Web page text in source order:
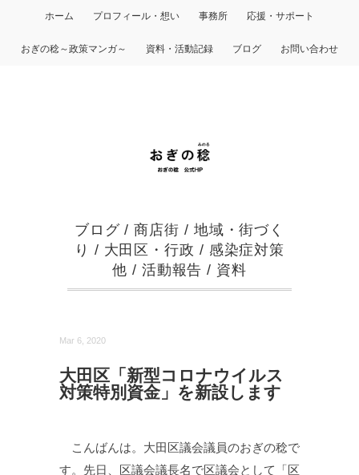
ホーム プロフィール・想い 事務所 応援・サポート
おぎの稔～政策マンガ～ 資料・活動記録 ブログ お問い合わせ
ブログ/商店街 / 地域・街づく
り / 大田区・行政 / 感染症対策
他 / 活動報告 / 資料
Mar 6, 2020
大田区「新型コロナウイルス
対策特別資金」を新設します
こんばんは。大田区議会議員のおぎの稔で
す。先日、区議会議長名で区議会として「区